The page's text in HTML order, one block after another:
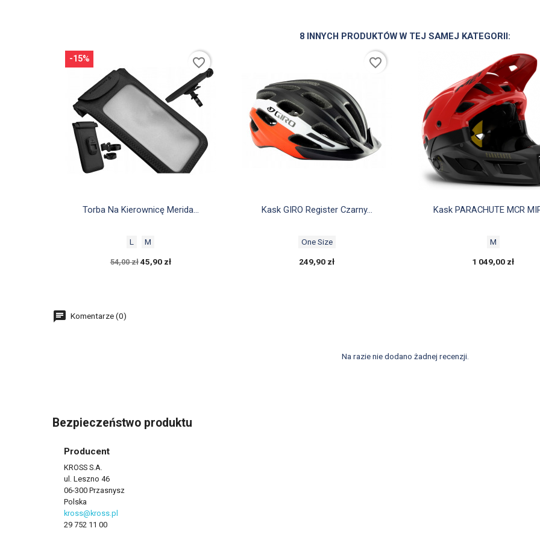
8 INNYCH PRODUKTÓW W TEJ SAMEJ KATEGORII:
Szybki podgląd
Torba Na Kierownicę Merida...
L M
54,00 zł 45,90 zł
-15% favorite_border
Szybki podgląd
Kask GIRO Register Czarny...
One Size
249,90 zł
favorite_border
Szybki podgląd
Kask PARACHUTE MCR
M
1 049,00 zł
Komentarze (0)
Na razie nie dodano żadnej recenzji.
Bezpieczeństwo produktu
Producent
KROSS S.A.
ul. Leszno 46
06-300 Przasnysz
Polska
kross@kross.pl
29 752 11 00